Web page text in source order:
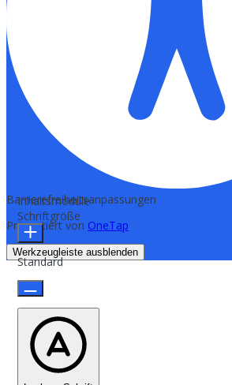
Barrierefreiheitsanpassungen
Präsentiert von OneTap
Werkzeugleiste ausblenden
Inhaltsmodule
Schriftgröße
Standard